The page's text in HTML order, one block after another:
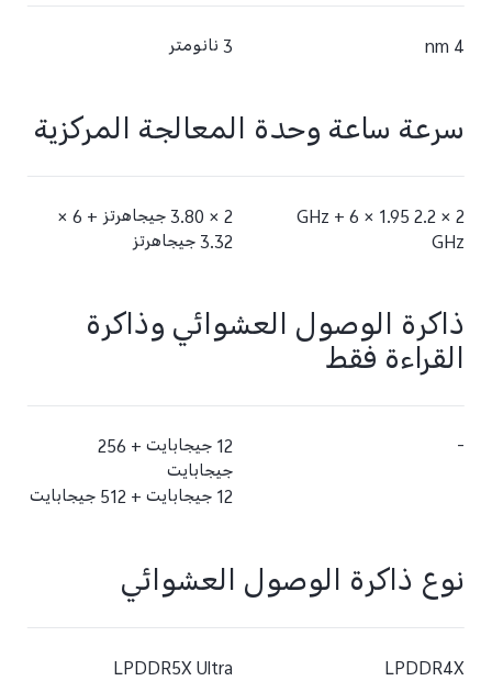
4 nm 3 نانومتر
سرعة ساعة وحدة المعالجة المركزية
2 × 2.2 GHz + 6 × 1.95
GHz
2 × 3.80 جيجاهرتز + 6 ×
3.32 جيجاهرتز
ذاكرة الوصول العشوائي وذاكرة
القراءة فقط
-
12 جيجابايت + 256
جيجابايت
12 جيجابايت + 512 جيجابايت
نوع ذاكرة الوصول العشوائي
LPDDR4X
LPDDR5X Ultra